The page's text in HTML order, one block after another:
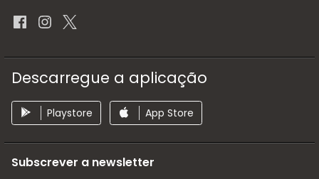
Descarregue a aplicação
Playstore App Store
Subscrever a newsletter